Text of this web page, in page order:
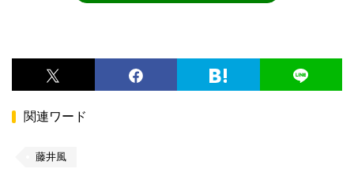
関連ワード
藤井風